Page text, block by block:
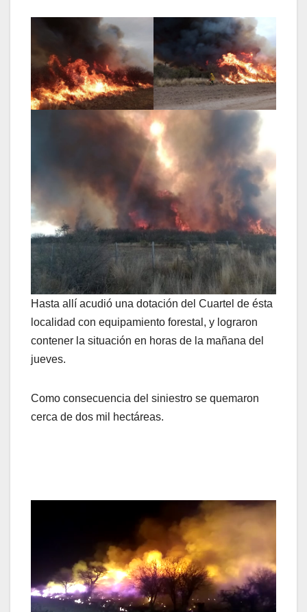
Hasta allí acudió una dotación del Cuartel de ésta
localidad con equipamiento forestal, y lograron
contener la situación en horas de la mañana del
jueves.
Como consecuencia del siniestro se quemaron
cerca de dos mil hectáreas.